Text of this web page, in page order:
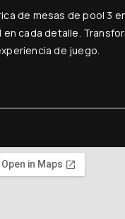
de mesas de pool 3
en cada detalle.
de juego.